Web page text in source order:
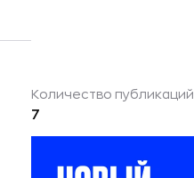
Количество публикаций
7